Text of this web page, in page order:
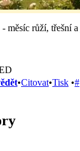
měsíc růží, třešní
•Citovat•Tisk •#